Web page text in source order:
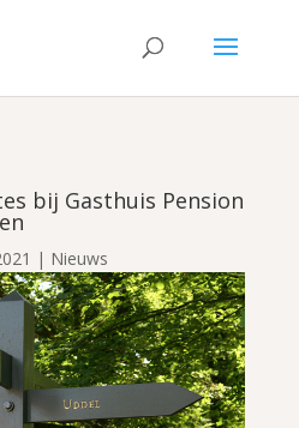
bij Gasthuis Pension
| Nieuws